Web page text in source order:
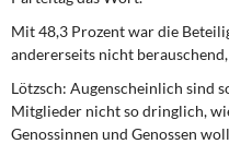
Über mich
Kontakt
Mit 48,3 Prozent war die
andererseits nicht
Lötzsch: Augenscheinlich sind
Mitglieder nicht so dringlich,
Genossinnen und Genossen